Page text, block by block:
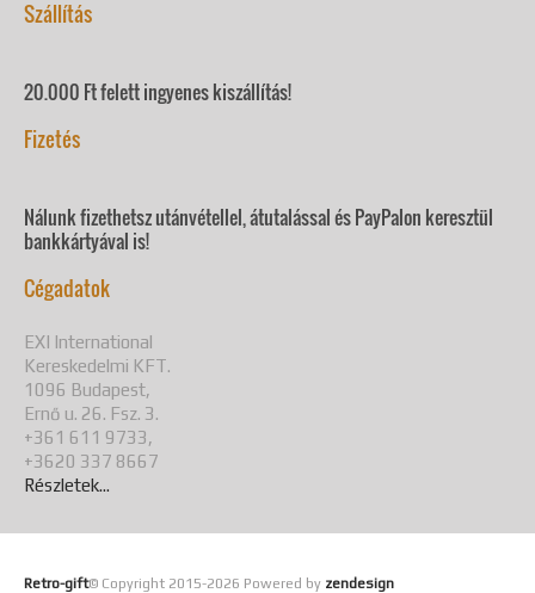
Szállítás
20.000 Ft felett ingyenes kiszállítás!
Fizetés
Nálunk fizethetsz utánvétellel, átutalással és PayPalon keresztül
bankkártyával is!
Cégadatok
EXI International
Kereskedelmi KFT.
1096 Budapest,
Ernő u. 26. Fsz. 3.
+361 611 9733,
+3620 337 8667
Részletek...
Retro-gift© Copyright 2015-2026 Powered by zendesign